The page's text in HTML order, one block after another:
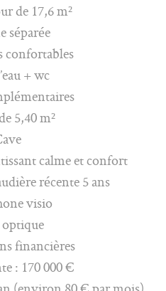
de 17,6 m²
séparée
confortables
+ wc
5,40 m²
calme et confort
récente 5 ans
visio
financières
: 170 000 €